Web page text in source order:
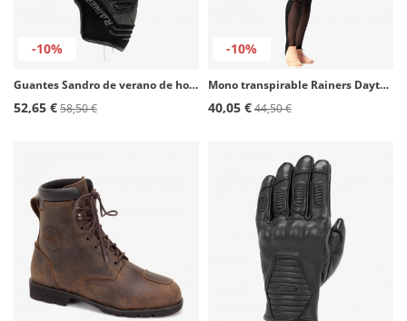
-10%
Guantes Sandro de verano de hombre color negro de Rainers
52,65 €58,50 €
-10%
Mono transpirable Rainers Daytona
40,05 €44,50 €